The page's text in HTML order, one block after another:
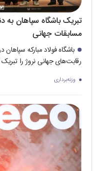
تبریک باشگاه سپاهان به
مسابقات جهانی
باشگاه فولاد مبارکه
رقابت‌های جهانی نروژ را
وزنه‌برداری